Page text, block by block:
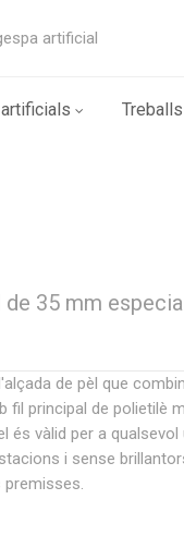
artificial
35 mm
de pèl que
principal de polietilè
vàlid per a
i sense
premisses.